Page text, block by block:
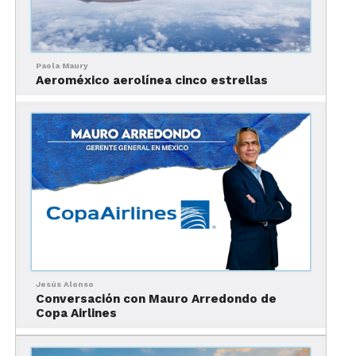
Desglosando las Cifras
El informe del Instituto Mexicano del Transporte
costos en las rutas de mayor demanda, se observó
Paola Maury
Aeroméxico aerolínea cinco estrellas
Jesús Alonso
Conversación con Mauro Arredondo de
Copa Airlines